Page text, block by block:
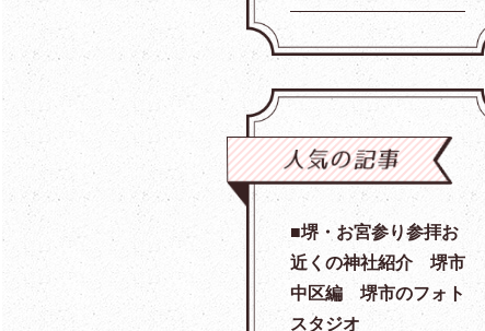
堺・お宮参り参拝お
近くの神社紹介 堺市
中区編 堺市のフォト
スタジオ